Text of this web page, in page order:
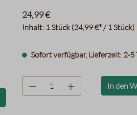
Inhalt: 1 Stück(24,99 €* / 1 Stück)
24,99 €
Sofort verfügbar, Lieferzeit: 2-5
product.quantityLabel In den